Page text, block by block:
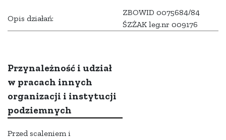
Opis działań:
ZBOWID 0075684/84
ŚZŻAK leg.nr 009176
Przynależność i udział
w pracach innych
organizacji i instytucji
podziemnych
Przed scaleniem i